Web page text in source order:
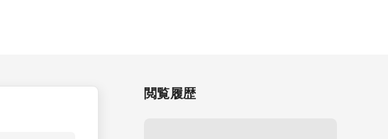
閲覧履歴